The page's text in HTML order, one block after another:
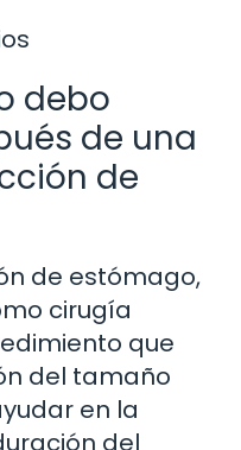
debo
de una
de
de estómago,
cirugía
que
del tamaño
en la
del